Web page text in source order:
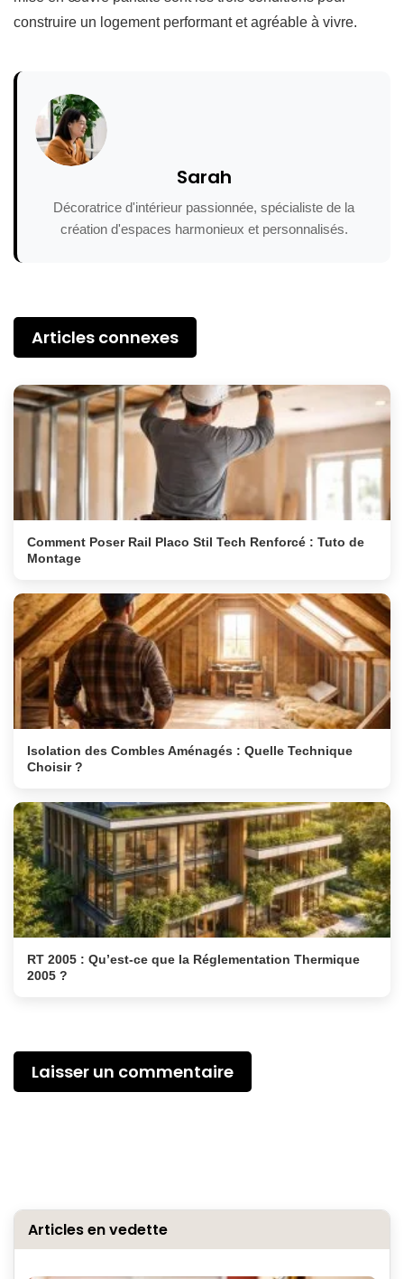
construire un logement performant et agréable à vivre.
Sarah
Décoratrice d'intérieur passionnée, spécialiste de la
création d'espaces harmonieux et personnalisés.
Articles connexes
Comment Poser Rail Placo Stil Tech Renforcé : Tuto de
Montage
Isolation des Combles Aménagés : Quelle Technique
Choisir ?
RT 2005 : Qu’est-ce que la Réglementation Thermique
2005 ?
Laisser un commentaire
Articles en vedette